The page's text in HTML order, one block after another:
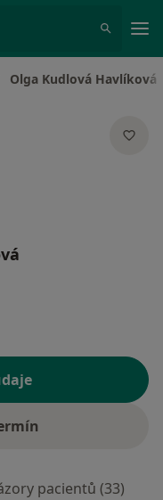
města
Olga Kudlová Havlíková
pacientů (33)